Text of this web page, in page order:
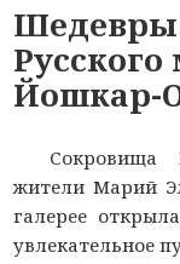
Шедевры
Йошкар-
Сокровища
жители Марий
галерее
увлекательное